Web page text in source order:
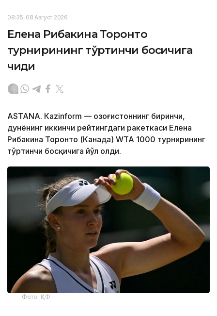
08:35, 08 Август 2026
Елена Рибакина Торонто
турнирининг тўртинчи босқичига
чиқди
ASTANА. Кazinform — Қозоғистоннинг биринчи,
дунёнинг иккинчи рейтингдаги ракеткаси Елена
Рибакина Торонто (Канада) WТА 1000 турнирининг
тўртинчи босқичига йўл олди.
Фото: ҚТФ